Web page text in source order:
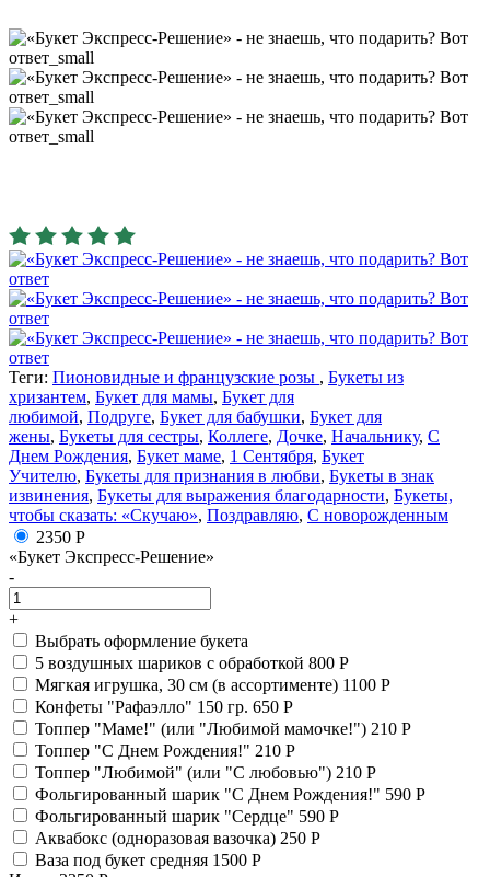
Теги: Пионовидные и французские розы , Букеты из
хризантем, Букет для мамы, Букет для
любимой, Подруге, Букет для бабушки, Букет для
жены, Букеты для сестры, Коллеге, Дочке, Начальнику, С
Днем Рождения, Букет маме, 1 Сентября, Букет
Учителю, Букеты для признания в любви, Букеты в знак
извинения, Букеты для выражения благодарности, Букеты,
чтобы сказать: «Скучаю», Поздравляю, С новорожденным
2350 Р
«Букет Экспресс-Решение»
-
+
Выбрать оформление букета
5 воздушных шариков с обработкой 800 Р
Мягкая игрушка, 30 см (в ассортименте) 1100 Р
Конфеты "Рафаэлло" 150 гр. 650 Р
Топпер "Маме!" (или "Любимой мамочке!") 210 Р
Топпер "С Днем Рождения!" 210 Р
Топпер "Любимой" (или "С любовью") 210 Р
Фольгированный шарик "С Днем Рождения!" 590 Р
Фольгированный шарик "Сердце" 590 Р
Аквабокс (одноразовая вазочка) 250 Р
Ваза под букет средняя 1500 Р